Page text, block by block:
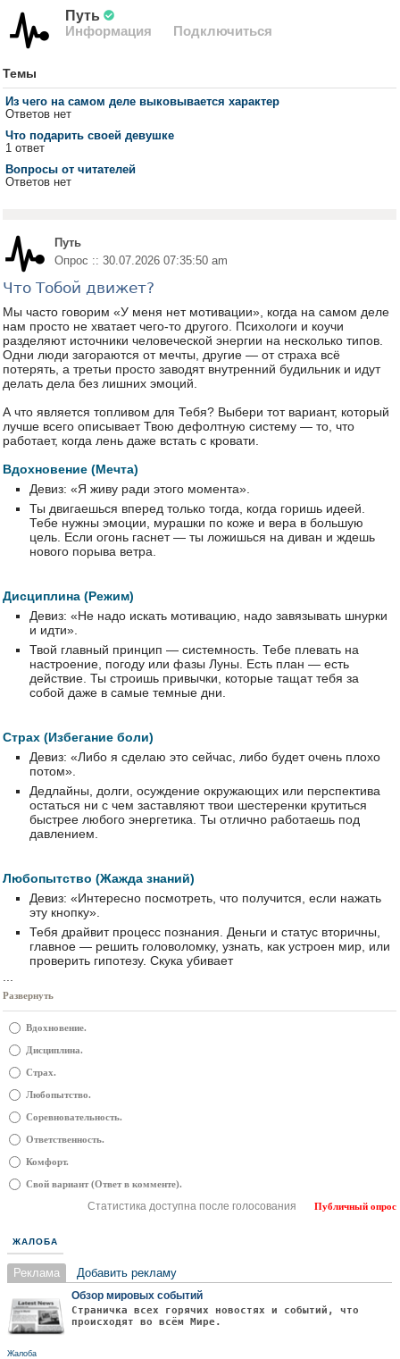
Путь
Информация
Подключиться
Темы
Из чего на самом деле выковывается характер
Ответов нет
Что подарить своей девушке
1 ответ
Вопросы от читателей
Ответов нет
Путь
Опрос :: 30.07.2026 07:35:50 am
Что Тобой движет?
Мы часто говорим «У меня нет мотивации», когда на самом деле
нам просто не хватает чего-то другого. Психологи и коучи
разделяют источники человеческой энергии на несколько типов.
Одни люди загораются от мечты, другие — от страха всё
потерять, а третьи просто заводят внутренний будильник и идут
делать дела без лишних эмоций.
А что является топливом для Тебя? Выбери тот вариант, который
лучше всего описывает Твою дефолтную систему — то, что
работает, когда лень даже встать с кровати.
Вдохновение (Мечта)
Девиз: «Я живу ради этого момента».
Ты двигаешься вперед только тогда, когда горишь идеей.
Тебе нужны эмоции, мурашки по коже и вера в большую
цель. Если огонь гаснет — ты ложишься на диван и ждешь
нового порыва ветра.
Дисциплина (Режим)
Девиз: «Не надо искать мотивацию, надо завязывать шнурки
и идти».
Твой главный принцип — системность. Тебе плевать на
настроение, погоду или фазы Луны. Есть план — есть
действие. Ты строишь привычки, которые тащат тебя за
собой даже в самые темные дни.
Страх (Избегание боли)
Девиз: «Либо я сделаю это сейчас, либо будет очень плохо
потом».
Дедлайны, долги, осуждение окружающих или перспектива
остаться ни с чем заставляют твои шестеренки крутиться
быстрее любого энергетика. Ты отлично работаешь под
давлением.
Любопытство (Жажда знаний)
Девиз: «Интересно посмотреть, что получится, если нажать
эту кнопку».
Тебя драйвит процесс познания. Деньги и статус вторичны,
главное — решить головоломку, узнать, как устроен мир, или
проверить гипотезу. Скука убивает
Развернуть
Вдохновение.
Дисциплина.
Страх.
Любопытство.
Соревновательность.
Ответственность.
Комфорт.
Свой вариант (Ответ в комменте).
Статистика доступна после голосования Публичный опрос
ЖАЛОБА
Реклама Добавить рекламу
Обзор мировых событий
Страничка всех горячих новостях и событий, что
происходят во всём Мире.
Жалоба